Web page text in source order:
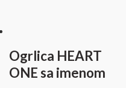
Ogrlica HEART
ONE sa imenom